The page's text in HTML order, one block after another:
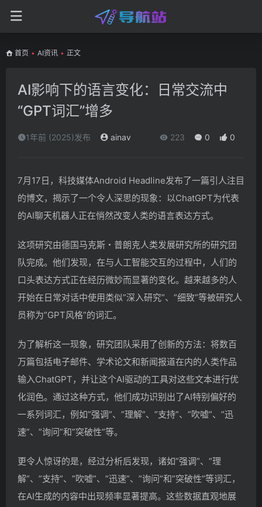
首页 • AI资讯 • 正文
AI影响下的语言变化：日常交流中
“GPT词汇”增多
1年前 (2025)发布 ainav 223 0 0
7月17日，科技媒体Android Headline发布了一篇引人注目
的博文，揭示了一个令人深思的现象：以ChatGPT为代表
的AI聊天机器人正在悄然改变人类的语言表达方式。
这项研究由德国马克斯・普朗克人类发展研究所的研究团
队完成。他们发现，在与人工智能交互的过程中，人们的
口头表达方式正在经历微妙而显著的变化。越来越多的人
开始在日常对话中使用类似”深入研究”、”细致”等被研究人
员称为”GPT风格”的词汇。
为了解析这一现象，研究团队采用了创新的方法：将数百
万篇包括电子邮件、学术论文和新闻报道在内的人类作品
输入ChatGPT，并让这个AI驱动的工具对这些文本进行优
化润色。通过这种方式，他们成功识别出了AI特别偏好的
一系列词汇，例如”强调”、”理解”、”支持”、”吹嘘”、”迅
速”、”询问”和”突破性”等。
更令人惊讶的是，经过分析后发现，诸如”强调”、”理
解”、”支持”、”吹嘘”、”迅速”、”询问”和”突破性”等词汇，
在AI生成的内容中出现频率显著提高。这些数据直观地展